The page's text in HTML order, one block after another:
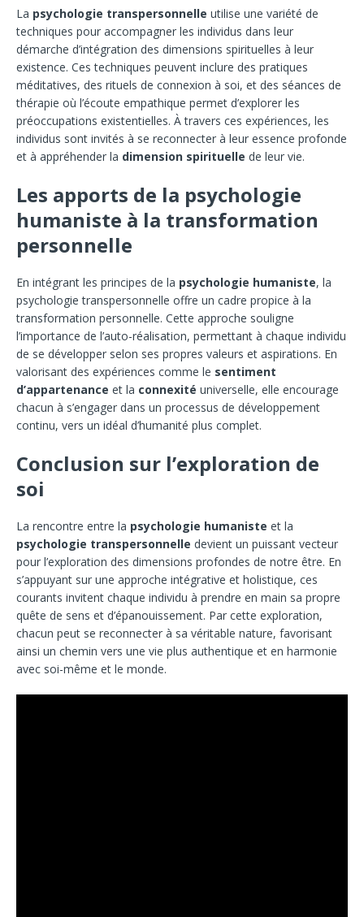
La psychologie transpersonnelle utilise une variété de
techniques pour accompagner les individus dans leur
démarche d’intégration des dimensions spirituelles à leur
existence. Ces techniques peuvent inclure des pratiques
méditatives, des rituels de connexion à soi, et des séances de
thérapie où l’écoute empathique permet d’explorer les
préoccupations existentielles. À travers ces expériences, les
individus sont invités à se reconnecter à leur essence profonde
et à appréhender la dimension spirituelle de leur vie.
Les apports de la psychologie
humaniste à la transformation
personnelle
En intégrant les principes de la psychologie humaniste, la
psychologie transpersonnelle offre un cadre propice à la
transformation personnelle. Cette approche souligne
l’importance de l’auto-réalisation, permettant à chaque individu
de se développer selon ses propres valeurs et aspirations. En
valorisant des expériences comme le sentiment
d’appartenance et la connexité universelle, elle encourage
chacun à s’engager dans un processus de développement
continu, vers un idéal d’humanité plus complet.
Conclusion sur l’exploration de
soi
La rencontre entre la psychologie humaniste et la
psychologie transpersonnelle devient un puissant vecteur
pour l’exploration des dimensions profondes de notre être. En
s’appuyant sur une approche intégrative et holistique, ces
courants invitent chaque individu à prendre en main sa propre
quête de sens et d’épanouissement. Par cette exploration,
chacun peut se reconnecter à sa véritable nature, favorisant
ainsi un chemin vers une vie plus authentique et en harmonie
avec soi-même et le monde.